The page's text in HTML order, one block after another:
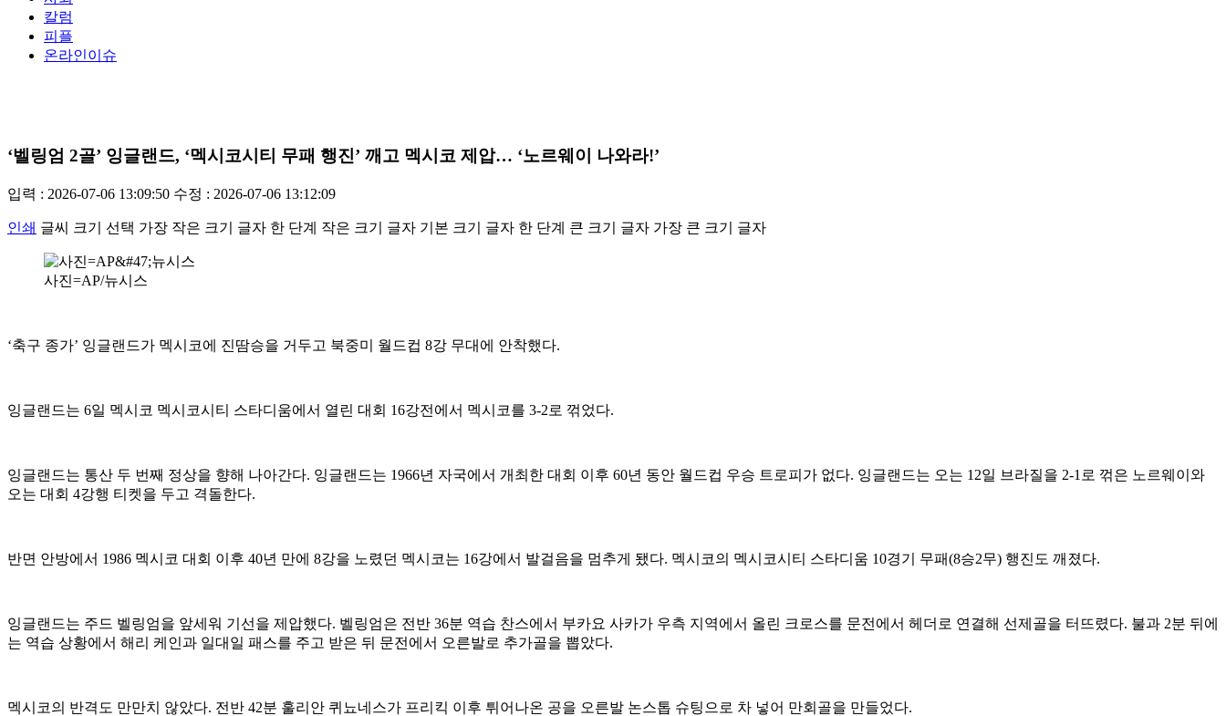
칼럼
피플
온라인이슈
‘벨링엄 2골’ 잉글랜드, ‘멕시코시티 무패 행진’ 깨고 멕시코 제압… ‘노르웨이 나와라!’
입력 : 2026-07-06 13:09:50 수정 : 2026-07-06 13:12:09
인쇄 글씨 크기 선택 가장 작은 크기 글자 한 단계 작은 크기 글자 기본 크기 글자 한 단계 큰 크기 글자 가장 큰 크기 글자
사진=AP/뉴시스
‘축구 종가’ 잉글랜드가 멕시코에 진땀승을 거두고 북중미 월드컵 8강 무대에 안착했다.
잉글랜드는 6일 멕시코 멕시코시티 스타디움에서 열린 대회 16강전에서 멕시코를 3-2로 꺾었다.
잉글랜드는 통산 두 번째 정상을 향해 나아간다. 잉글랜드는 1966년 자국에서 개최한 대회 이후 60년 동안 월드컵 우승 트로피가 없다. 잉글랜드는 오는 12일 브라질을 2-1로 꺾은 노르웨이와
오는 대회 4강행 티켓을 두고 격돌한다.
반면 안방에서 1986 멕시코 대회 이후 40년 만에 8강을 노렸던 멕시코는 16강에서 발걸음을 멈추게 됐다. 멕시코의 멕시코시티 스타디움 10경기 무패(8승2무) 행진도 깨졌다.
잉글랜드는 주드 벨링엄을 앞세워 기선을 제압했다. 벨링엄은 전반 36분 역습 찬스에서 부카요 사카가 우측 지역에서 올린 크로스를 문전에서 헤더로 연결해 선제골을 터뜨렸다. 불과 2분 뒤에
는 역습 상황에서 해리 케인과 일대일 패스를 주고 받은 뒤 문전에서 오른발로 추가골을 뽑았다.
멕시코의 반격도 만만치 않았다. 전반 42분 훌리안 퀴뇨네스가 프리킥 이후 튀어나온 공을 오른발 논스톱 슈팅으로 차 넣어 만회골을 만들었다.